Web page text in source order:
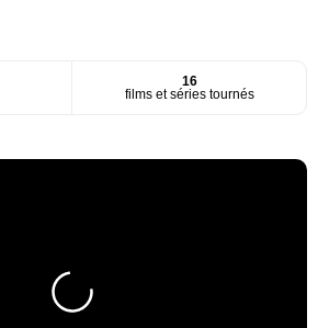
16
films et séries tournés